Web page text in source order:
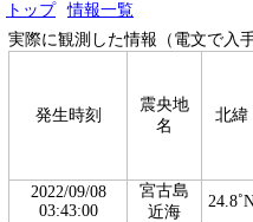
トップ
情報一覧
実際に観測した情報（電文で入
発生時刻
震央地
名
北緯
2022/09/08
03:43:00
宮古島
近海